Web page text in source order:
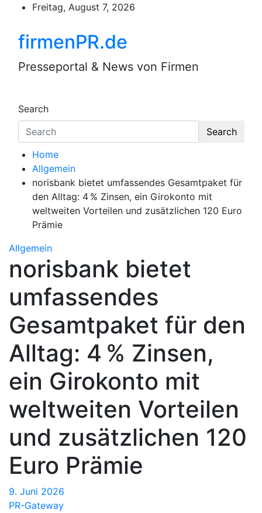
content
Freitag, August 7, 2026
firmenPR.de
Presseportal & News von Firmen
Search
Search
Home
Allgemein
norisbank bietet umfassendes Gesamtpaket für
den Alltag: 4 % Zinsen, ein Girokonto mit
weltweiten Vorteilen und zusätzlichen 120 Euro
Prämie
Allgemein
norisbank bietet
umfassendes
Gesamtpaket für den
Alltag: 4 % Zinsen,
ein Girokonto mit
weltweiten Vorteilen
und zusätzlichen 120
Euro Prämie
9. Juni 2026
PR-Gateway